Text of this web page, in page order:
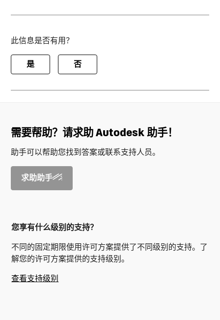
此信息是否有用？
是 否
需要帮助？请求助 Autodesk 助手！
助手可以帮助您找到答案或联系支持人员。
求助助手
您享有什么级别的支持？
不同的固定期限使用许可方案提供了不同级别的支持。了
解您的许可方案提供的支持级别。
查看支持级别